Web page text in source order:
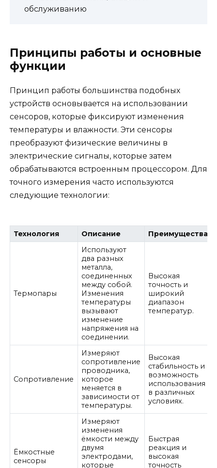
обслуживанию
Принципы работы и основные
функции
Принцип работы большинства подобных
устройств основывается на использовании
сенсоров, которые фиксируют изменения
температуры и влажности. Эти сенсоры
преобразуют физические величины в
электрические сигналы, которые затем
обрабатываются встроенным процессором. Для
точного измерения часто используются
следующие технологии:
Технология Описание Преимущества
Термопары
Используют
два разных
металла,
соединенных
между собой.
Изменения
температуры
вызывают
изменение
напряжения на
соединении.
Высокая
точность и
широкий
диапазон
температур.
Сопротивление
Измеряют
сопротивление
проводника,
которое
меняется в
зависимости от
температуры.
Высокая
стабильность и
возможность
использования
в различных
условиях.
Ёмкостные
сенсоры
Измеряют
изменения
ёмкости между
двумя
электродами,
которые
Быстрая
реакция и
высокая
точность